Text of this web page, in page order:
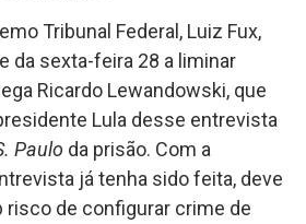
Tribunal Federal, Luiz Fux,
da sexta-feira 28 a liminar
Ricardo Lewandowski, que
Lula desse entrevista
Paulo da prisão. Com a
já tenha sido feita, deve
risco de configurar crime de